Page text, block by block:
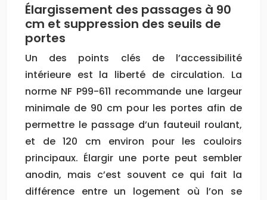
Élargissement des passages à 90
cm et suppression des seuils de
portes
Un des points clés de l’accessibilité
intérieure est la liberté de circulation. La
norme NF P99-611 recommande une largeur
minimale de 90 cm pour les portes afin de
permettre le passage d’un fauteuil roulant,
et de 120 cm environ pour les couloirs
principaux. Élargir une porte peut sembler
anodin, mais c’est souvent ce qui fait la
différence entre un logement où l’on se